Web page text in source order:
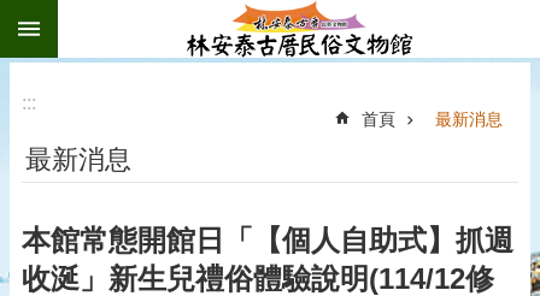
跳到主要內容區塊
:::
首頁 最新消息
最新消息
本館常態開館日「【個人自助式】抓週
收涎」新生兒禮俗體驗說明(114/12修